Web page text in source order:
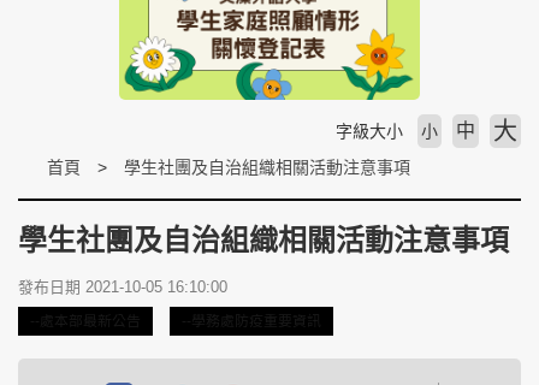
首頁 學生社團及自治組織相關活動注意事項
字級大小 小 中 大
學生社團及自治組織相關活動注意事項
發布日期 2021-10-05 16:10:00
--處本部最新公告 --學務處防疫重要資訊